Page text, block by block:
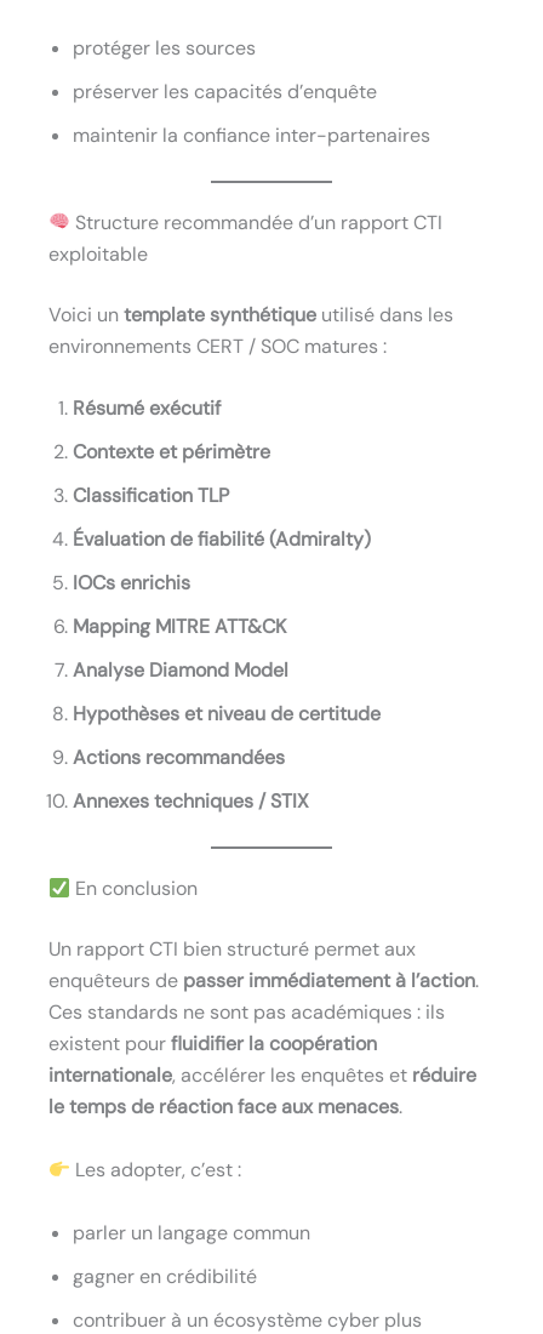
protéger les sources
préserver les capacités d’enquête
maintenir la confiance inter-partenaires
Structure recommandée d’un rapport CTI
exploitable
Voici untemplate synthétique utilisé dans les
environnements CERT / SOC matures :
Résumé exécutif
Contexte et périmètre
Classification TLP
Évaluation de fiabilité (Admiralty)
IOCs enrichis
Mapping MITRE ATT&CK
Analyse Diamond Model
Hypothèses et niveau de certitude
Actions recommandées
Annexes techniques / STIX
En conclusion
Un rapport CTI bien structuré permet aux
enquêteurs de passer immédiatement à l’action.
Ces standards ne sont pas académiques : ils
existent pourfluidifier la coopération
internationale, accélérer les enquêtes et réduire
le temps de réaction face aux menaces.
Les adopter, c’est :
parler un langage commun
gagner en crédibilité
contribuer à un écosystème cyber plus